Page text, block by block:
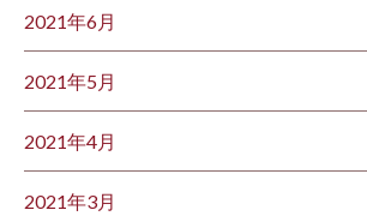
2021年6月
2021年5月
2021年4月
2021年3月